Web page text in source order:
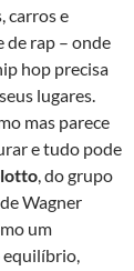
carros e
de rap – onde
hop precisa
lugares.
mas parece
e tudo pode
, do grupo
Wagner
um
equilíbrio,